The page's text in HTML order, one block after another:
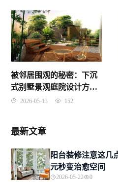
被邻居围观的秘密：下沉
式别墅景观庭院设计方案
全攻略
2026-05-13 152
最新文章
阳台装修注意这几
元秒变治愈空间
2026-05-22 0